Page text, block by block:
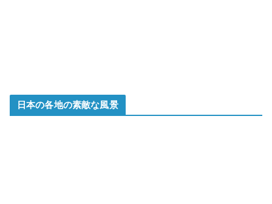
日本の各地の素敵な風景